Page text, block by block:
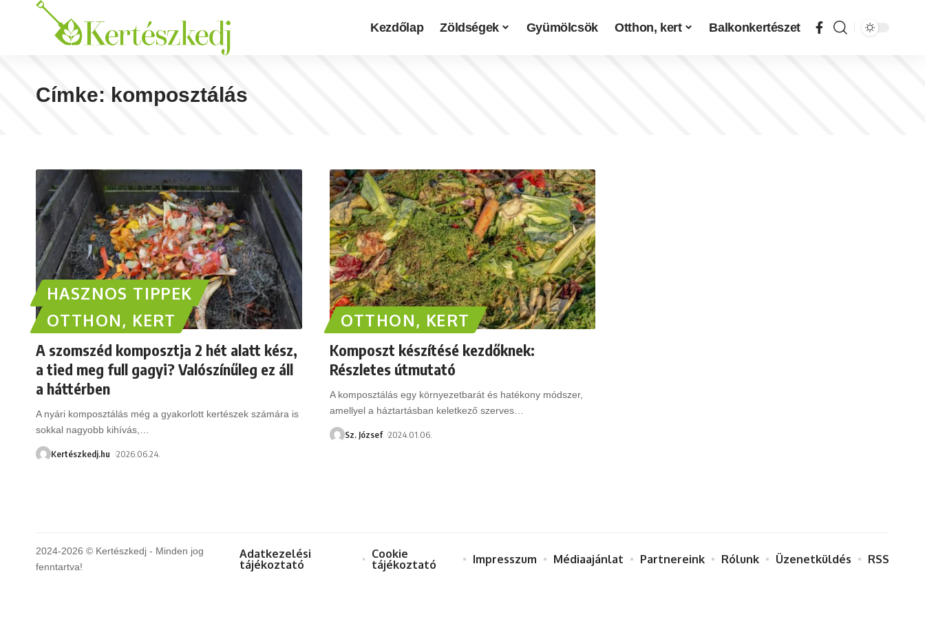
Kezdőlap Zöldségek Gyümölcsök Otthon, kert Balkonkertészet
Címke: komposztálás
HASZNOS TIPPEK
OTTHON, KERT
A szomszéd komposztja 2 hét alatt kész,
a tied meg full gagyi? Valószínűleg ez áll
a háttérben
A nyári komposztálás még a gyakorlott kertészek számára is
sokkal nagyobb kihívás,
Kertészkedj.hu 2026.06.24.
OTTHON, KERT
Komposzt készítésé kezdőknek:
Részletes útmutató
A komposztálás egy környezetbarát és hatékony módszer,
amellyel a háztartásban keletkező szerves…
Sz. József 2024.01.06.
2024-2026 © Kertészkedj - Minden jog
fenntartva!
Adatkezelési
tájékoztató
Cookie
tájékoztató
Impresszum Médiaajánlat Partnereink Rólunk Üzenetküldés RSS